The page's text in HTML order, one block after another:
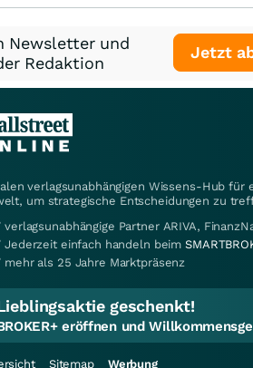
Newsletter und
Redaktion
Jetzt
verlagsunabhängigen Wissens-Hub
um strategische Entscheidungen zu
verlagsunabhängige Partner ARIVA,
Jederzeit einfach handeln beim
mehr als 25 Jahre Marktpräsenz
geschenkt!
eröffnen und
Sitemap Werbung